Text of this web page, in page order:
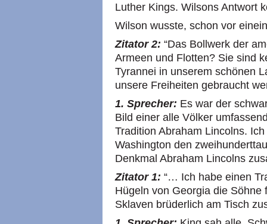
Luther Kings. Wilsons Antwort
Wilson wusste, schon vor
Zitator 2: “Das Bollwerk der
Armeen und Flotten? Sie sind
Tyrannei in unserem schönen
unsere Freiheiten gebraucht
1. Sprecher: Es war der
Bild einer alle Völker
Tradition Abraham Lincolns.
Washington den
Denkmal Abraham Lincolns
Zitator 1: “… Ich habe einen
Hügeln von Georgia die
Sklaven brüderlich am Tisch